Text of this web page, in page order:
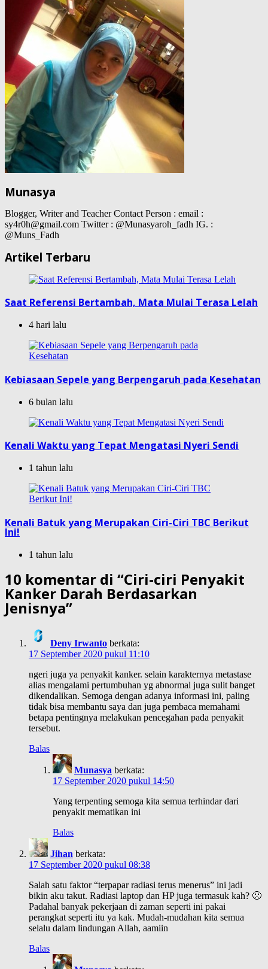
Munasya
Blogger, Writer and Teacher Contact Person : email :
sy4r0h@gmail.com Twitter : @Munasyaroh_fadh IG. :
@Muns_Fadh
Artikel Terbaru
Saat Referensi Bertambah, Mata Mulai Terasa Lelah
4 hari lalu
Kebiasaan Sepele yang Berpengaruh pada Kesehatan
6 bulan lalu
Kenali Waktu yang Tepat Mengatasi Nyeri Sendi
1 tahun lalu
Kenali Batuk yang Merupakan Ciri-Ciri TBC Berikut
Ini!
1 tahun lalu
10 komentar di “Ciri-ciri Penyakit
Kanker Darah Berdasarkan
Jenisnya”
Deny Irwanto berkata:
17 September 2020 pukul 11:10
ngeri juga ya penyakit kanker. selain karakternya metastase
alias mengalami pertumbuhan yg abnormal juga sulit banget
dikendalikan. Semoga dengan adanya informasi ini, paling
tidak bisa membantu saya dan juga pembaca memahami
betapa pentingnya melakukan pencegahan pada penyakit
tersebut.
Balas
Munasya berkata:
17 September 2020 pukul 14:50
Yang terpenting semoga kita semua terhindar dari
penyakit mematikan ini
Balas
Jihan berkata:
17 September 2020 pukul 08:38
Salah satu faktor “terpapar radiasi terus menerus” ini jadi
bikin aku takut. Radiasi laptop dan HP juga termasuk kah? 🙁
Padahal banyak pekerjaan di zaman seperti ini pakai
perangkat seperti itu ya kak. Mudah-mudahan kita semua
selalu dalam lindungan Allah, aamiin
Balas